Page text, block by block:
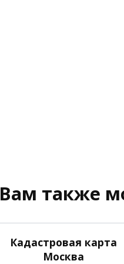
Вам также
Кадастровая карта
Москва